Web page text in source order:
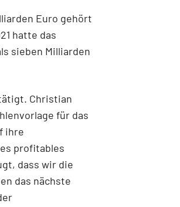
Euro gehört
hatte das
sieben Milliarden
Christian
für das
ihre
profitables
dass wir die
das nächste